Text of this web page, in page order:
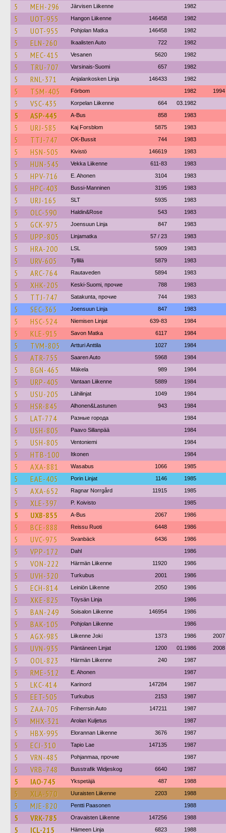
5 MEH-296 Järvisen Liikenne 1982
5 UOT-955 Hangon Liikenne 146458 1982
5 UOT-955 Pohjolan Matka 146458 1982
5 ELN-260 Ikaalisten Auto 722 1982
5 MEC-415 Vesanen 5620 1982
5 TRU-707 Varsinais-Suomi 657 1982
5 RNL-371 Anjalankosken Linja 146433 1982
5 TSM-405 Förbom 1982 1994
5 VSC-435 Korpelan Liikenne 664 03.1982
5 ASP-445 A-Bus 858 1983
5 URJ-585 Kaj Forsblom 5875 1983
5 TTJ-747 OK-Bussit 744 1983
5 HSN-505 Kivistö 146619 1983
5 HUN-545 Vekka Liikenne 611-83 1983
5 HPV-716 E. Ahonen 3104 1983
5 HPC-403 Bussi-Manninen 3195 1983
5 URJ-165 SLT 5935 1983
5 OLC-590 Haldin&Rose 543 1983
5 GCK-975 Joensuun Linja 847 1983
5 UPP-805 Linjamatka 57 / 23 1983
5 HRA-200 LSL 5909 1983
5 URV-605 Tyllilä 5879 1983
5 ARC-764 Rautaveden 5894 1983
5 XHK-205 Keski-Suomi, прочие 788 1983
5 TTJ-747 Satakunta, прочие 744 1983
5 SEC-365 Joensuun Linja 847 1983
5 HSC-524 Niemisen Linjat 639-83 1984
5 KLE-915 Savon Matka 6117 1984
5 TVM-805 Artturi Anttila 1027 1984
5 ATR-755 Saaren Auto 5968 1984
5 BGN-465 Mäkela 989 1984
5 URP-405 Vantaan Liikenne 5889 1984
5 USU-205 Lähilinjat 1049 1984
5 HSR-845 Alhonen&Lastunen 943 1984
5 LAT-774 Разные города 1984
5 USH-805 Paavo Sillanpää 1984
5 USH-805 Ventoniemi 1984
5 HTB-100 Itkonen 1984
5 AXA-881 Wasabus 1066 1985
5 EAE-405 Porin Linjat 1146 1985
5 AXA-652 Ragnar Norrgård 11915 1985
5 XLE-397 P. Koivisto 1985
5 UXB-855 A-Bus 2067 1986
5 BCE-888 Reissu Ruoti 6448 1986
5 UVC-975 Svanbäck 6436 1986
5 VPP-172 Dahl 1986
5 VON-222 Härmän Liikenne 11920 1986
5 UVH-320 Turkubus 2001 1986
5 ECH-814 Leiniön Liikenne 2050 1986
5 XKE-825 Töysän Linja 1986
5 BAN-249 Soisalon Liikenne 146954 1986
5 BAK-105 Pohjolan Liikenne 1986
5 AGX-985 Liikenne Joki 1373 1986 2007
5 UVN-935 Päntäneen Linjat 1200 01.1986 2008
5 OOL-823 Härmän Liikenne 240 1987
5 RME-512 E. Ahonen 1987
5 LKC-414 Karinord 147284 1987
5 EET-505 Turkubus 2153 1987
5 ZAA-705 Friherrsin Auto 147211 1987
5 MHX-321 Arolan Kuljetus 1987
5 HBX-995 Elorannan Liikenne 3676 1987
5 ECJ-310 Tapio Lae 147135 1987
5 VRN-485 Pohjanmaa, прочие 1987
5 VRB-748 Busstrafik Widjeskog 6640 1987
5 IAO-745 Ykspetäjä 487 1988
5 XLA-570 Uuraisten Liikenne 2203 1988
5 MJE-820 Pentti Paasonen 1988
5 VRK-785 Oravaisten Liikenne 147256 1988
5 ICL-215 Hämeen Linja 6823 1988